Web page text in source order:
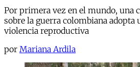
Por primera vez en el mundo, una
sobre la guerra colombiana adopta
violencia reproductiva
por Mariana Ardila